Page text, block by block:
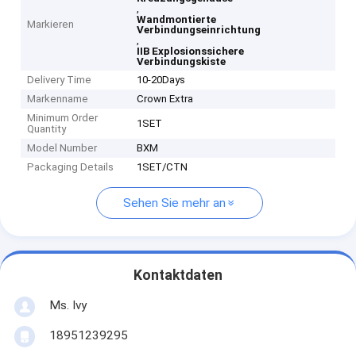
Markieren
,
Wandmontierte
Verbindungseinrichtung
,
IIB Explosionssichere
Verbindungskiste
Delivery Time
10-20Days
Markenname
Crown Extra
Minimum Order
Quantity
1SET
Model Number
BXM
Packaging Details
1SET/CTN
Sehen Sie mehr an
Kontaktdaten
Ms. Ivy
18951239295